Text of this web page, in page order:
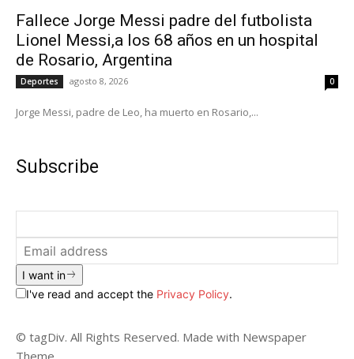
Fallece Jorge Messi padre del futbolista
Lionel Messi,a los 68 años en un hospital
de Rosario, Argentina
Deportes agosto 8, 2026 0
Jorge Messi, padre de Leo, ha muerto en Rosario,...
Subscribe
I want in
I've read and accept the Privacy Policy.
© tagDiv. All Rights Reserved. Made with Newspaper
Theme.